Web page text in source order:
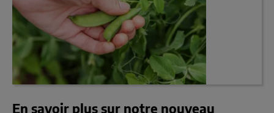
En savoir plus sur notre nouveau